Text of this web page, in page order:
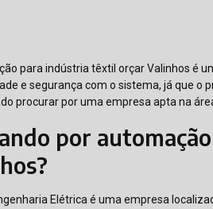
para indústria têxtil orçar Valinhos é
e segurança com o sistema, já que o
procurar por uma empresa apta na
por
Elétrica é uma empresa